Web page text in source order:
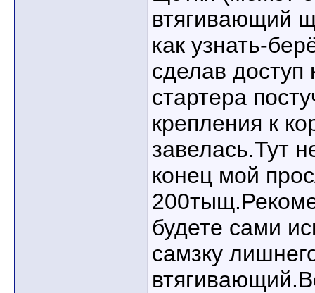
втягивающий
как узнать-
сделав доступ
стартера
крепления к
завелась.Тут
конец мой
будете сами
самзку